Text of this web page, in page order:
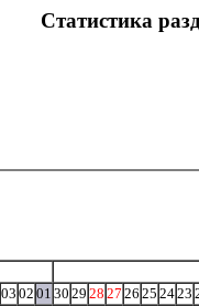
Статистика
03 02 01 30 29 28 27 26 25 2423